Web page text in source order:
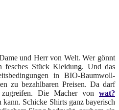
und Herr von Welt. Wer gönnt
fesches Stück Kleidung. Und das
in BIO-Baumwoll-
zu bezahlbaren Preisen. Da darf
Die Macher von wat?
kann. Schicke Shirts ganz bayerisch